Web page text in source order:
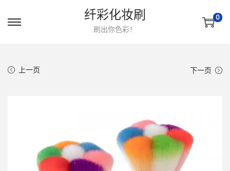
转
跳
纤彩化妆刷
刷出你色彩！
0
上一页 下一页